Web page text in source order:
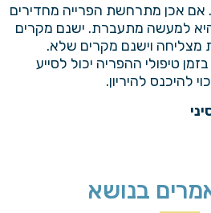
אכן מתרחשת הפרייה מחדירים
למעשה מתעברת. ישנם מקרים
מצליחה וישנם מקרים שלא.
טיפולי ההפריה יכול לסייע
להיכנס להיריון.
בנושא